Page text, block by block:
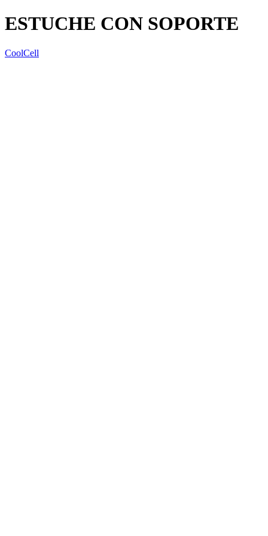
ESTUCHE CON SOPORTE
CoolCell